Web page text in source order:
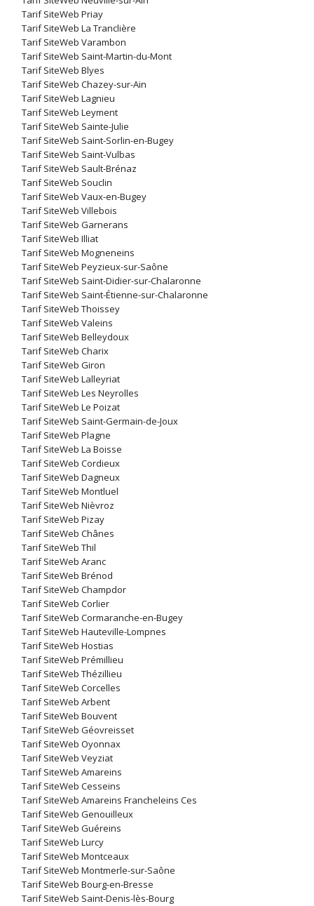
Tarif SiteWeb Priay
Tarif SiteWeb La Tranclière
Tarif SiteWeb Varambon
Tarif SiteWeb Saint-Martin-du-Mont
Tarif SiteWeb Blyes
Tarif SiteWeb Chazey-sur-Ain
Tarif SiteWeb Lagnieu
Tarif SiteWeb Leyment
Tarif SiteWeb Sainte-Julie
Tarif SiteWeb Saint-Sorlin-en-Bugey
Tarif SiteWeb Saint-Vulbas
Tarif SiteWeb Sault-Brénaz
Tarif SiteWeb Souclin
Tarif SiteWeb Vaux-en-Bugey
Tarif SiteWeb Villebois
Tarif SiteWeb Garnerans
Tarif SiteWeb Illiat
Tarif SiteWeb Mogneneins
Tarif SiteWeb Peyzieux-sur-Saône
Tarif SiteWeb Saint-Didier-sur-Chalaronne
Tarif SiteWeb Saint-Étienne-sur-Chalaronne
Tarif SiteWeb Thoissey
Tarif SiteWeb Valeins
Tarif SiteWeb Belleydoux
Tarif SiteWeb Charix
Tarif SiteWeb Giron
Tarif SiteWeb Lalleyriat
Tarif SiteWeb Les Neyrolles
Tarif SiteWeb Le Poizat
Tarif SiteWeb Saint-Germain-de-Joux
Tarif SiteWeb Plagne
Tarif SiteWeb La Boisse
Tarif SiteWeb Cordieux
Tarif SiteWeb Dagneux
Tarif SiteWeb Montluel
Tarif SiteWeb Nièvroz
Tarif SiteWeb Pizay
Tarif SiteWeb Chânes
Tarif SiteWeb Thil
Tarif SiteWeb Aranc
Tarif SiteWeb Brénod
Tarif SiteWeb Champdor
Tarif SiteWeb Corlier
Tarif SiteWeb Cormaranche-en-Bugey
Tarif SiteWeb Hauteville-Lompnes
Tarif SiteWeb Hostias
Tarif SiteWeb Prémillieu
Tarif SiteWeb Thézillieu
Tarif SiteWeb Corcelles
Tarif SiteWeb Arbent
Tarif SiteWeb Bouvent
Tarif SiteWeb Géovreisset
Tarif SiteWeb Oyonnax
Tarif SiteWeb Veyziat
Tarif SiteWeb Amareins
Tarif SiteWeb Cesseins
Tarif SiteWeb Amareins Francheleins Ces
Tarif SiteWeb Genouilleux
Tarif SiteWeb Guéreins
Tarif SiteWeb Lurcy
Tarif SiteWeb Montceaux
Tarif SiteWeb Montmerle-sur-Saône
Tarif SiteWeb Bourg-en-Bresse
Tarif SiteWeb Saint-Denis-lès-Bourg